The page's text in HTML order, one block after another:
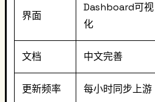
界面
Dashboard可视
化
文档 中文完善
更新频率 每小时同步上游